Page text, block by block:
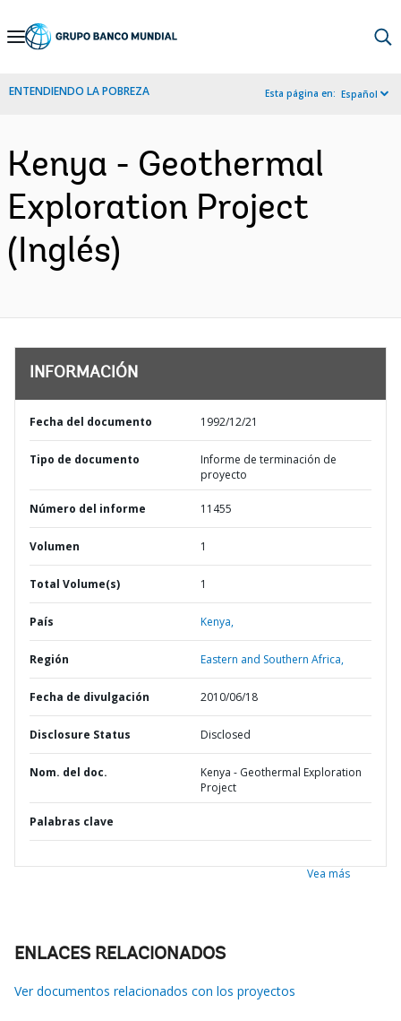
Skip
Navigation
ENTENDIENDO LA POBREZA Esta página en: Español
Kenya - Geothermal
Exploration Project
(Inglés)
INFORMACIÓN
Fecha del documento 1992/12/21
Tipo de documento
Informe de terminación de
proyecto
Número del informe 11455
Volumen 1
Total Volume(s) 1
País Kenya,
Región Eastern and Southern Africa,
Fecha de divulgación 2010/06/18
Disclosure Status Disclosed
Nom. del doc.
Kenya - Geothermal Exploration
Project
Palabras clave
Vea más
ENLACES RELACIONADOS
Ver documentos relacionados con los proyectos